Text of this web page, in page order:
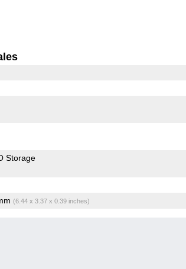
Storage
(6.44 x 3.37 x 0.39 inches)